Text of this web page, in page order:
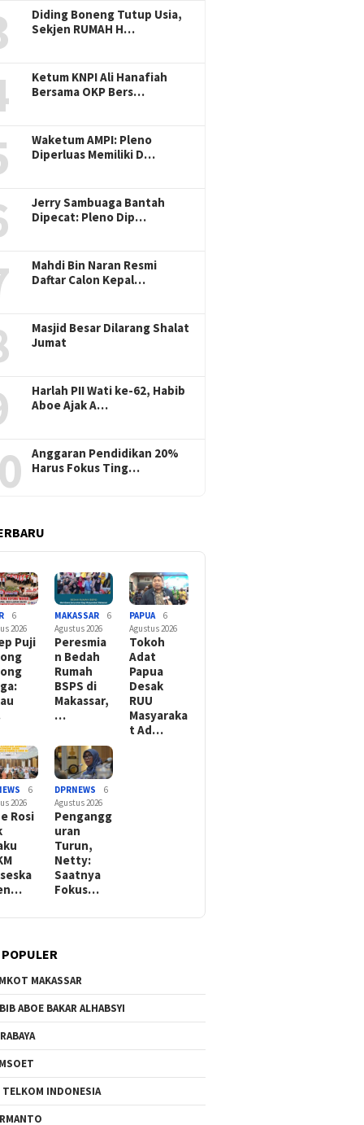
Diding Boneng Tutup Usia,
Sekjen RUMAH H…
Ketum KNPI Ali Hanafiah
Bersama OKP Bers…
Waketum AMPI: Pleno
Diperluas Memiliki D…
Jerry Sambuaga Bantah
Dipecat: Pleno Dip…
Mahdi Bin Naran Resmi
Daftar Calon Kepal…
Masjid Besar Dilarang Shalat
Jumat
Harlah PII Wati ke-62, Habib
Aboe Ajak A…
Anggaran Pendidikan 20%
Harus Fokus Ting…
6
2026
Puji
MAKASSAR
6
Agustus 2026
Peresmia
n Bedah
Rumah
BSPS di
Makassar,
…
PAPUA
6
Agustus 2026
Tokoh
Adat
Papua
Desak
RUU
Masyaraka
t Ad…
6
2026
Rosi
DPRNEWS
6
Agustus 2026
Pengangg
uran
Turun,
Netty:
Saatnya
Fokus…
MAKASSAR
ABOE BAKAR ALHABSYI
INDONESIA